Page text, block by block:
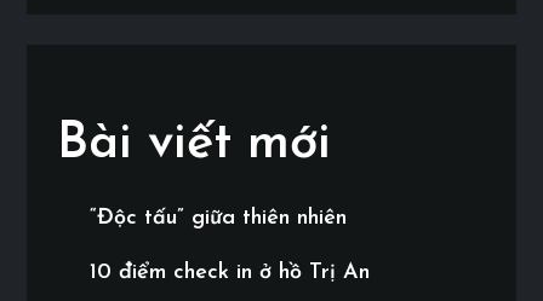
Bài viết mới
“Độc tấu” giữa thiên nhiên
10 điểm check in ở hồ Trị An